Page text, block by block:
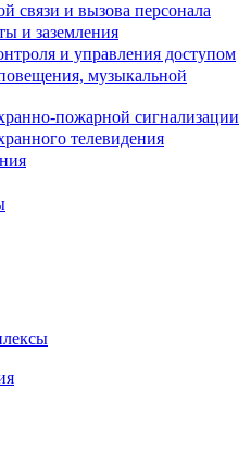
связи и вызова персонала
и заземления
и управления доступом
музыкальной
пожарной сигнализации
телевидения